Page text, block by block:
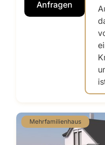
Anfragen
Mehrfamilienhaus